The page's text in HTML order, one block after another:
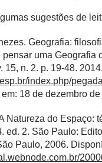
sugestões de
Geografia:
uma Geografia
15, n. 2. p. 19-48.
index.php/
em: 18 de dezembro
Natureza do Espaço:
ed. 2. São Paulo:
Paulo, 2006.